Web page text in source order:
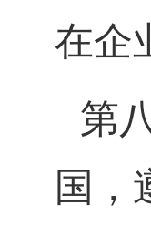
在企
第
国，